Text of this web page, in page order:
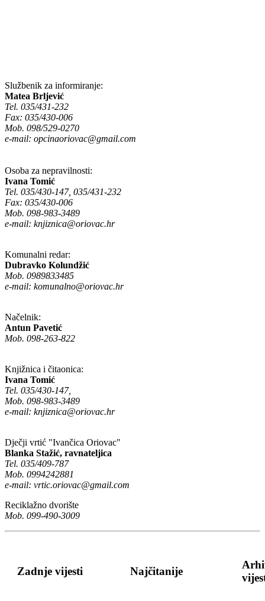
Službenik za informiranje:
Matea Brljević
Tel. 035/431-232
Fax: 035/430-006
Mob. 098/529-0270
e-mail: opcinaoriovac@gmail.com
Osoba za nepravilnosti:
Ivana Tomić
Tel. 035/430-147, 035/431-232
Fax: 035/430-006
Mob. 098-983-3489
e-mail: knjiznica@oriovac.hr
Komunalni redar:
Dubravko Kolundžić
Mob. 0989833485
e-mail: komunalno@oriovac.hr
Načelnik:
Antun Pavetić
Mob. 098-263-822
Knjižnica i čitaonica:
Ivana Tomić
Tel. 035/430-147,
Mob. 098-983-3489
e-mail: knjiznica@oriovac.hr
Dječji vrtić "Ivančica Oriovac"
Blanka Stažić, ravnateljica
Tel. 035/409-787
Mob. 0994242881
e-mail: vrtic.oriovac@gmail.com
Reciklažno dvorište
Mob. 099-490-3009
Zadnje vijesti Najčitanije